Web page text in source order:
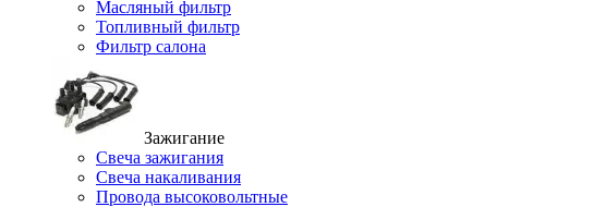
Масляный фильтр
Топливный фильтр
Фильтр салона
Зажигание
Свеча зажигания
Свеча накаливания
Провода высоковольтные